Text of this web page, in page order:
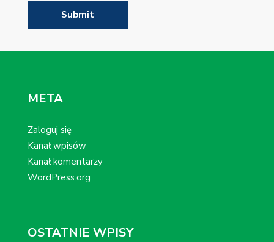
META
Zaloguj się
Kanał wpisów
Kanał komentarzy
WordPress.org
OSTATNIE WPISY